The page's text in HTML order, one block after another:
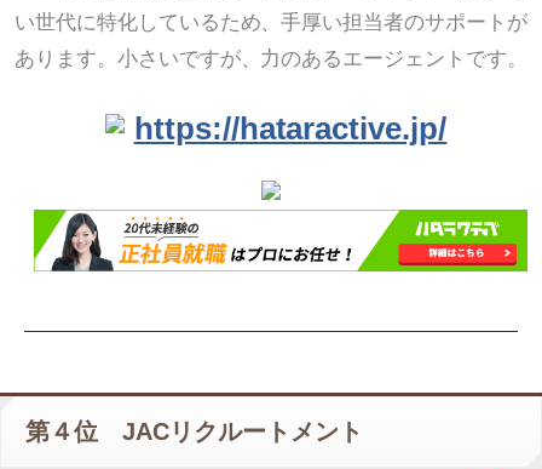
い世代に特化しているため、手厚い担当者のサポートが
あります。小さいですが、力のあるエージェントです。
https://hataractive.jp/
第４位 JACリクルートメント